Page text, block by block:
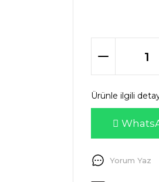
Ürünle ilgili
Yorum Yaz